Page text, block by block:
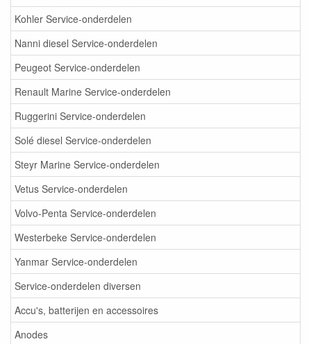
Kohler Service-onderdelen
Nanni diesel Service-onderdelen
Peugeot Service-onderdelen
Renault Marine Service-onderdelen
Ruggerini Service-onderdelen
Solé diesel Service-onderdelen
Steyr Marine Service-onderdelen
Vetus Service-onderdelen
Volvo-Penta Service-onderdelen
Westerbeke Service-onderdelen
Yanmar Service-onderdelen
Service-onderdelen diversen
Accu's, batterijen en accessoires
Anodes